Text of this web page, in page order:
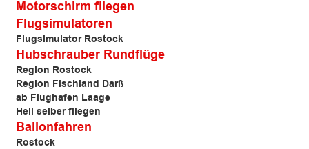
Motorschirm fliegen
Flugsimulatoren
Flugsimulator Rostock
Hubschrauber Rundflüge
Region Rostock
Region Fischland Darß
ab Flughafen Laage
Heli selber fliegen
Ballonfahren
Rostock